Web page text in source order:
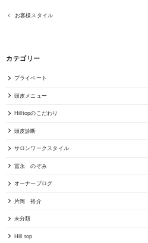
お客様スタイル
カテゴリー
プライベート
頭皮メニュー
Hilltopのこだわり
頭皮診断
サロンワークスタイル
冨永 のぞみ
オーナーブログ
片岡 裕介
未分類
Hill top